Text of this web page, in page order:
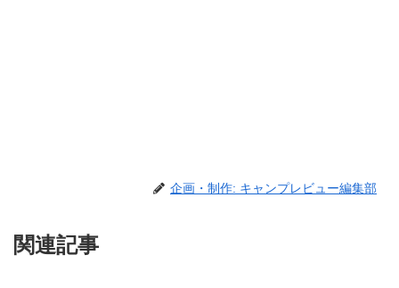
企画・制作: キャンプレビュー編集部
関連記事